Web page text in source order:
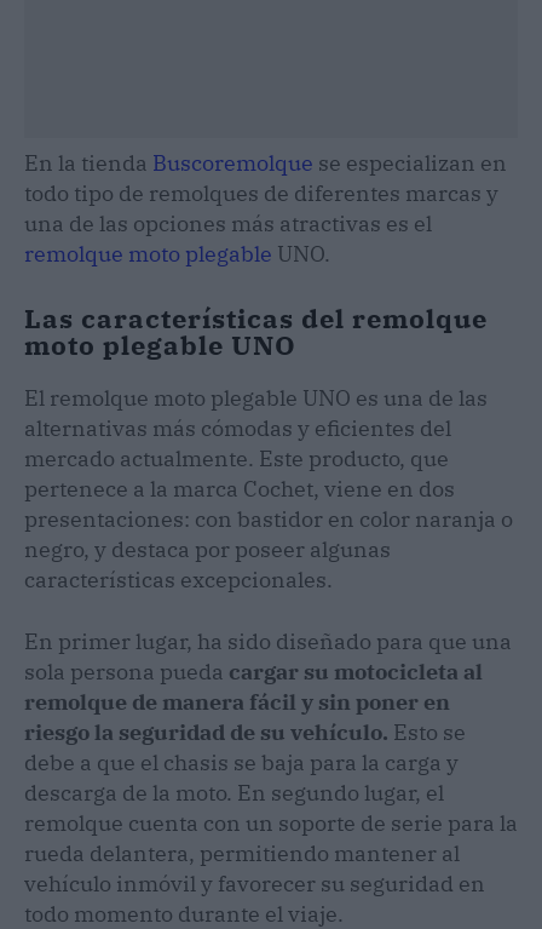
En la tienda Buscoremolque se especializan en
todo tipo de remolques de diferentes marcas y
una de las opciones más atractivas es el
remolque moto plegable UNO.
Las características del remolque
moto plegable UNO
El remolque moto plegable UNO es una de las
alternativas más cómodas y eficientes del
mercado actualmente. Este producto, que
pertenece a la marca Cochet, viene en dos
presentaciones: con bastidor en color naranja o
negro, y destaca por poseer algunas
características excepcionales.
En primer lugar, ha sido diseñado para que una
sola persona pueda cargar su motocicleta al
remolque de manera fácil y sin poner en
riesgo la seguridad de su vehículo. Esto se
debe a que el chasis se baja para la carga y
descarga de la moto. En segundo lugar, el
remolque cuenta con un soporte de serie para la
rueda delantera, permitiendo mantener al
vehículo inmóvil y favorecer su seguridad en
todo momento durante el viaje.